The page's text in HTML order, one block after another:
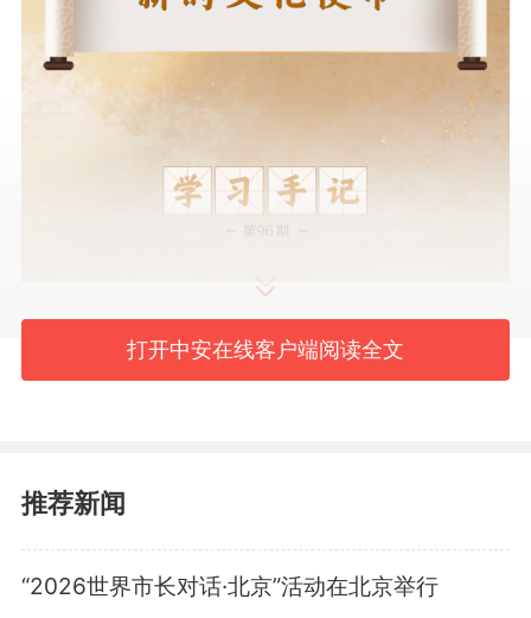
三年前的今天，2023年6月2
日，文化传承发展座谈会在京举
行。
打开中安在线客户端阅读全文
推荐新闻
“2026世界市长对话·北京”活动在北京举行